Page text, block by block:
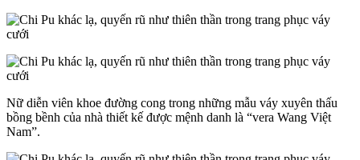
Nữ diễn viên khoe đường cong trong những mẫu váy xuyên thấu
bồng bềnh của nhà thiết kế được mệnh danh là “vera Wang Việt
Nam”.